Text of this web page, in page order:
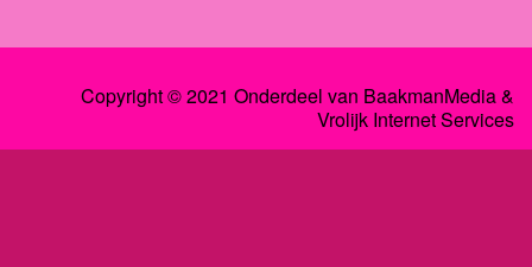
Copyright © 2021 Onderdeel van BaakmanMedia&
Vrolijk Internet Services